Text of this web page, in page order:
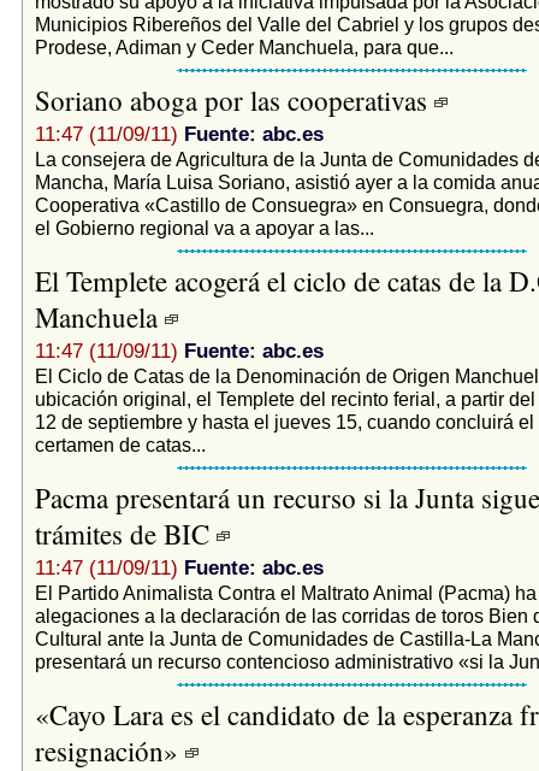
Municipios Ribereños del Valle del Cabriel y los grupos
Prodese, Adiman y Ceder Manchuela, para que...
Soriano aboga por las cooperativas
11:47 (11/09/11) Fuente: abc.es
La consejera de Agricultura de la Junta de Comunidades
Mancha, María Luisa Soriano, asistió ayer a la comida
Cooperativa «Castillo de Consuegra» en Consuegra,
el Gobierno regional va a apoyar a las...
El Templete acogerá el ciclo de catas de la
Manchuela
11:47 (11/09/11) Fuente: abc.es
El Ciclo de Catas de la Denominación de Origen
ubicación original, el Templete del recinto ferial, a partir
12 de septiembre y hasta el jueves 15, cuando concluirá
certamen de catas...
Pacma presentará un recurso si la Junta
trámites de BIC
11:47 (11/09/11) Fuente: abc.es
El Partido Animalista Contra el Maltrato Animal (Pacma)
alegaciones a la declaración de las corridas de toros Bien
Cultural ante la Junta de Comunidades de Castilla-La
presentará un recurso contencioso administrativo «si la
«Cayo Lara es el candidato de la esperanza
resignación»